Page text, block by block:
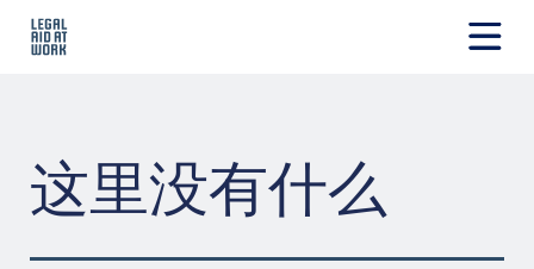
这里没有什么